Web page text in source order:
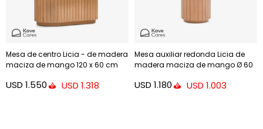
Mesa de centro Licia - de madera
maciza de mango 120 x 60 cm
USD 1.550 USD 1.318
Mesa auxiliar redonda Licia de
madera maciza de mango Ø 60
USD 1.180 USD 1.003